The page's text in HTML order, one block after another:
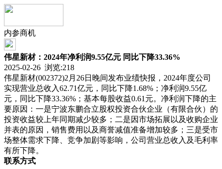
内参商机
伟星新材：2024年净利润9.55亿元 同比下降33.36%
2025-02-26 浏览:218
伟星新材(002372)2月26日晚间发布业绩快报，2024年度公司
实现营业总收入62.71亿元，同比下降1.68%；净利润9.55亿
元，同比下降33.36%；基本每股收益0.61元。净利润下降的主
要原因：一是宁波东鹏合立股权投资合伙企业（有限合伙）的
投资收益较上年同期减少较多；二是因市场拓展以及收购企业
并表的原因，销售费用以及商誉减值准备增加较多；三是受市
场整体需求下降、竞争加剧等影响，公司营业总收入及毛利率
有所下降。
联系方式